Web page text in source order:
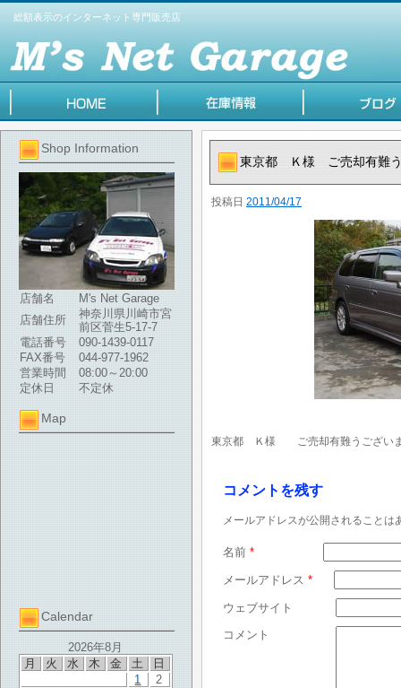
総額表示のインターネット専門販売店
Shop Information
店舗名
M's Net Garage
店舗住所
神奈川県川崎市宮
前区菅生5-17-7
電話番号
090-1439-0117
FAX番号
044-977-1962
営業時間
08:00～20:00
定休日
不定休
Map
Calendar
2026年8月
月
火 水 木 金 土 日
1
2
東京都 Ｋ様 ご売却有難う
投稿日 2011/04/17
東京都 Ｋ様 ご売却有難うござい
コメントを残す
メールアドレスが公開されることは
名前 *
メールアドレス *
ウェブサイト
コメント